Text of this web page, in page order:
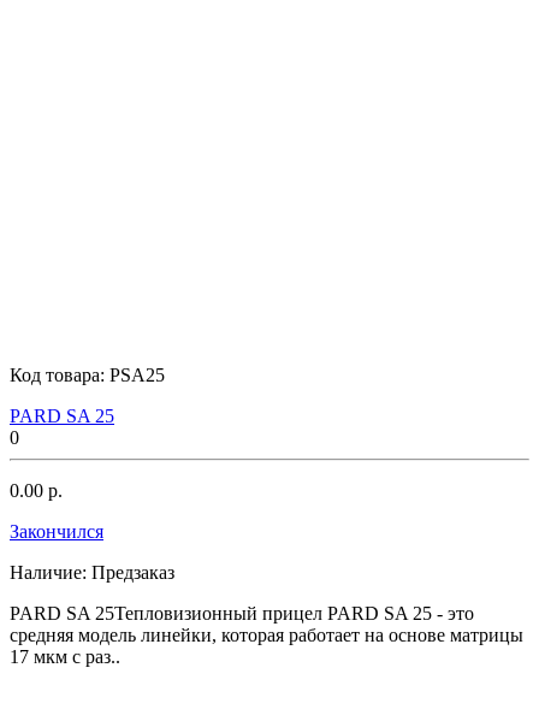
Код товара: PSA25
PARD SA 25
0
0.00 р.
Закончился
Наличие: Предзаказ
PARD SA 25Тепловизионный прицел PARD SA 25 - это
средняя модель линейки, которая работает на основе матрицы
17 мкм с раз..